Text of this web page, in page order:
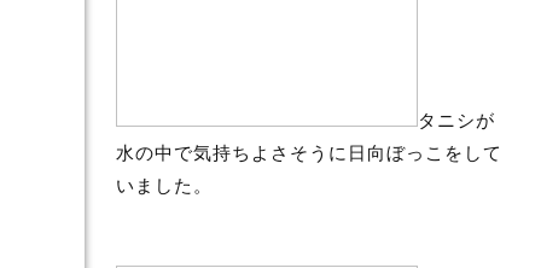
タニシが
水の中で気持ちよさそうに日向ぼっこをして
いました。